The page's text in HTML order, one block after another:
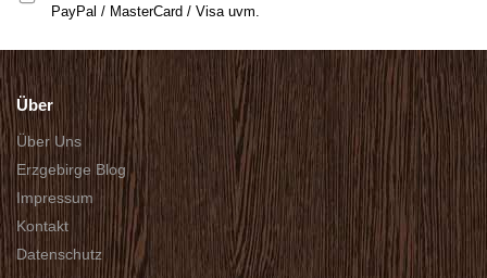
PayPal / MasterCard / Visa uvm.
Über
Über Uns
Erzgebirge Blog
Impressum
Kontakt
Datenschutz